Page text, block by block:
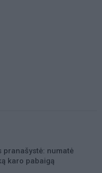
pranašystė: numatė
karo pabaigą